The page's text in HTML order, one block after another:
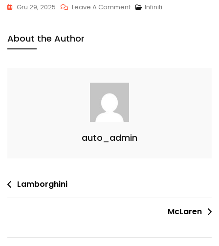
Gru 29, 2025 Leave A CommentOn Infiniti
About the Author
auto_admin
Navigacija
Lamborghini
McLaren